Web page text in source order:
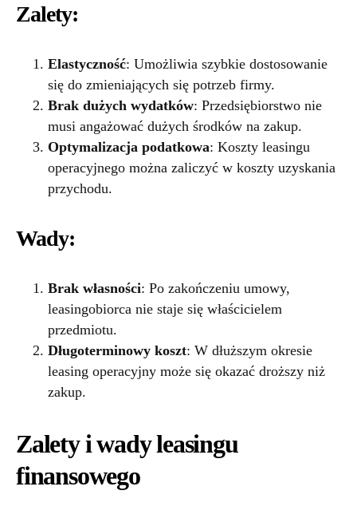
Zalety:
Elastyczność: Umożliwia szybkie dostosowanie
się do zmieniających się potrzeb firmy.
Brak dużych wydatków: Przedsiębiorstwo nie
musi angażować dużych środków na zakup.
Optymalizacja podatkowa: Koszty leasingu
operacyjnego można zaliczyć w koszty uzyskania
przychodu.
Wady:
Brak własności: Po zakończeniu umowy,
leasingobiorca nie staje się właścicielem
przedmiotu.
Długoterminowy koszt: W dłuższym okresie
leasing operacyjny może się okazać droższy niż
zakup.
Zalety i wady leasingu
finansowego